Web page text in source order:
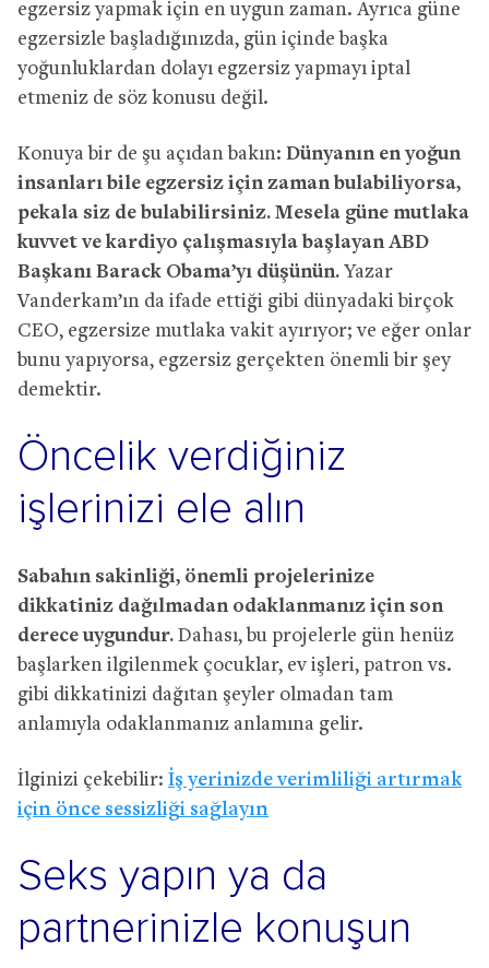
egzersiz yapmak için en uygun zaman. Ayrıca güne
egzersizle başladığınızda, gün içinde başka
yoğunluklardan dolayı egzersiz yapmayı iptal
etmeniz de söz konusu değil.
Konuya bir de şu açıdan bakın: Dünyanın en yoğun
insanları bile egzersiz için zaman bulabiliyorsa,
pekala siz de bulabilirsiniz. Mesela güne mutlaka
kuvvet ve kardiyo çalışmasıyla başlayan ABD
Başkanı Barack Obama’yı düşünün. Yazar
Vanderkam’ın da ifade ettiği gibi dünyadaki birçok
CEO, egzersize mutlaka vakit ayırıyor; ve eğer onlar
bunu yapıyorsa, egzersiz gerçekten önemli bir şey
demektir.
Öncelik verdiğiniz
işlerinizi ele alın
Sabahın sakinliği, önemli projelerinize
dikkatiniz dağılmadan odaklanmanız için son
derece uygundur. Dahası, bu projelerle gün henüz
başlarken ilgilenmek çocuklar, ev işleri, patron vs.
gibi dikkatinizi dağıtan şeyler olmadan tam
anlamıyla odaklanmanız anlamına gelir.
İlginizi çekebilir: İş yerinizde verimliliği artırmak
için önce sessizliği sağlayın
Seks yapın ya da
partnerinizle konuşun